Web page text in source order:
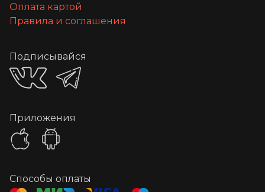
Оплата картой
Правила и соглашения
Подписывайся
Приложения
Способы оплаты